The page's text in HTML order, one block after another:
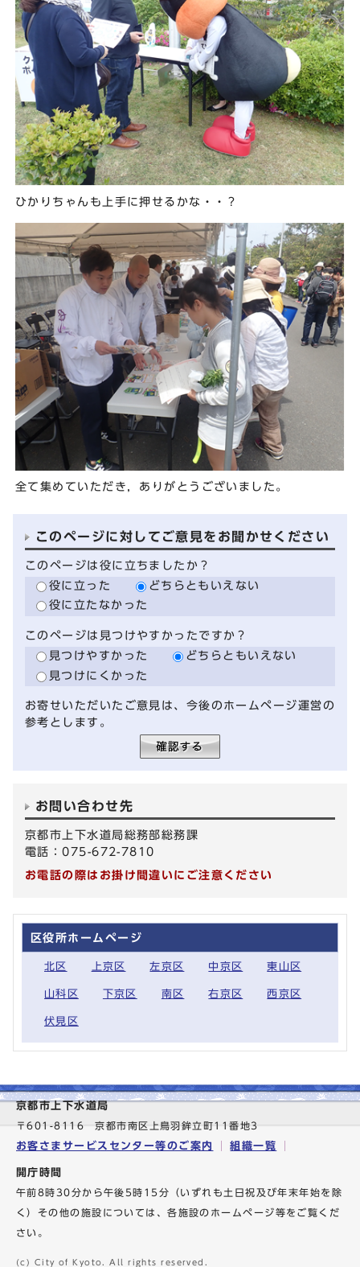
ひかりちゃんも上手に押せるかな・・？
全て集めていただき，ありがとうございました。
このページに対してご意見をお聞かせください
このページは役に立ちましたか？
役に立った
どちらともいえない
役に立たなかった
このページは見つけやすかったですか？
見つけやすかった
どちらともいえない
見つけにくかった
お寄せいただいたご意見は、今後のホームページ運営の
参考とします。
お問い合わせ先
京都市上下水道局総務部総務課
電話：075-672-7810
お電話の際はお掛け間違いにご注意ください
区役所ホームページ
北区 上京区 左京区 中京区 東山区
山科区 下京区 南区 右京区 西京区
伏見区
京都市上下水道局
〒601-8116 京都市南区上鳥羽鉾立町11番地3
お客さまサービスセンター等のご案内 組織一覧
開庁時間
午前8時30分から午後5時15分（いずれも土日祝及び年末年始を除
く）その他の施設については、各施設のホームページ等をご覧くだ
さい。
(c) City of Kyoto. All rights reserved.